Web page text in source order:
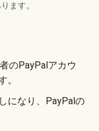
ます。
のPayPalアカウ
。
になり、PayPalの